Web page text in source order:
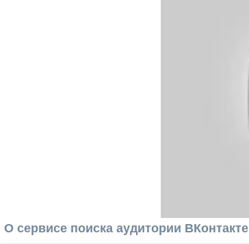
О сервисе поиска аудитории ВКонтакте